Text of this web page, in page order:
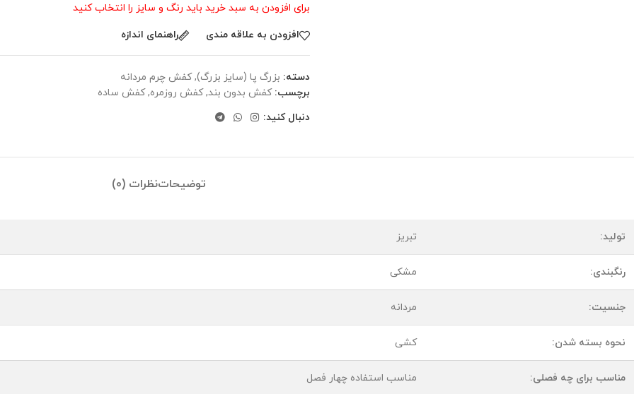
برای افزودن به سبد خرید باید رنگ و سایز را انتخاب کنید
افزودن به علاقه مندی راهنمای اندازه
دسته: بزرگ پا (سایز بزرگ), کفش چرم مردانه
برچسب: کفش بدون بند, کفش روزمره, کفش ساده
دنبال کنید:
توضیحاتنظرات (0)
تولید: تبریز
رنگبندی: مشکی
جنسیت: مردانه
نحوه بسته شدن: کشی
مناسب برای چه فصلی: مناسب استفاده چهار فصل